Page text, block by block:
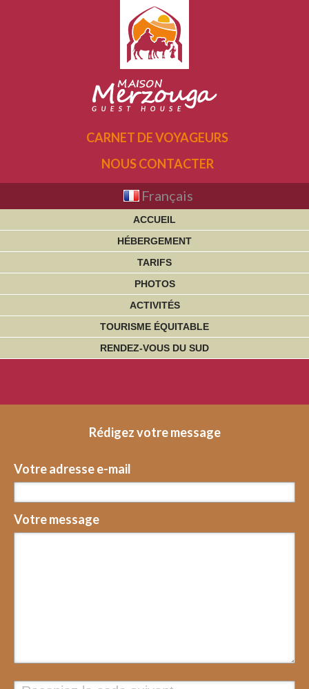
CARNET DE VOYAGEURS
NOUS CONTACTER
Français
ACCUEIL
HÉBERGEMENT
TARIFS
PHOTOS
ACTIVITÉS
TOURISME ÉQUITABLE
RENDEZ-VOUS DU SUD
Rédigez votre message
Votre adresse e-mail
Votre message